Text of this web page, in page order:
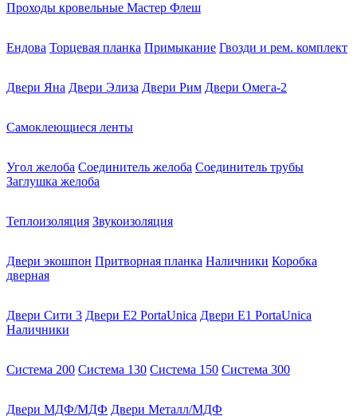
Проходы кровельные Мастер Флеш
Ендова Торцевая планка Примыкание Гвозди и рем. комплект
Двери Яна Двери Элиза Двери Рим Двери Омега-2
Самоклеющиеся ленты
Угол желоба Соединитель желоба Соединитель трубы
Заглушка желоба
Теплоизоляция Звукоизоляция
Двери экошпон Притворная планка Наличники Коробка
дверная
Двери Сити 3 Двери E2 PortaUnica Двери E1 PortaUnica
Наличники
Система 200 Система 130 Система 150 Система 300
Двери МДФ/МДФ Двери Металл/МДФ